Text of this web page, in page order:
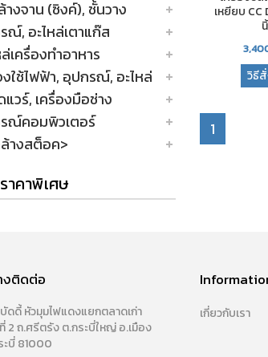
างจาน (ซิงค์), ชั้นวาง
ณ์, อะไหล่เตาแก๊ส
ล่เครื่องทำอาหาร
งใช้ไฟฟ้า, อุปกรณ์, อะไหล่
แวร์, เครื่องมือช่าง
ณ์คอมพิวเตอร์
างสต็อค>
าคาพิเศษ
เหยียบ CC
วิธี
1
งติดต่อ
ดดี้ หัวมุมไฟแดงแยกตลาดเก่า
2 ถ.ศรีตรัง ต.กระบี่ใหญ่ อ.เมือง
ะบี่ 81000
เกี่ยวกับเรา